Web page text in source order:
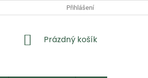
Přihlášení
NÁKUPNÍ
Prázdný košík